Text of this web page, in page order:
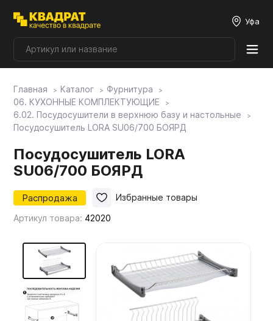
Уфа
Плитные материалы
Фурнитура
Столешницы
Фасады
Мебельные образцы, каталоги
Главная Каталог
Фурнитура
06. КУХОННЫЕ КОМПЛЕКТУЮЩИЕ
6.02. Посудосушители в верхнюю базу и настольные
Посудосушитель LORA SU06/700 БОЯРД
Посудосушитель LORA
SU06/700 БОЯРД
Распродажа
Артикул товара: 42020
Избранные товары